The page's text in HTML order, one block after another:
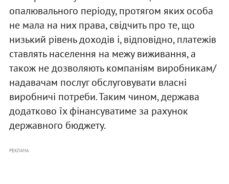
опалювального періоду, протягом яких особа
не мала на них права, свідчить про те, що
низький рівень доходів і, відповідно, платежів
ставлять населення на межу виживання, а
також не дозволяють компаніям виробникам/
надавачам послуг обслуговувати власні
виробничі потреби. Таким чином, держава
додатково їх фінансуватиме за рахунок
державного бюджету.
РЕКЛАМА